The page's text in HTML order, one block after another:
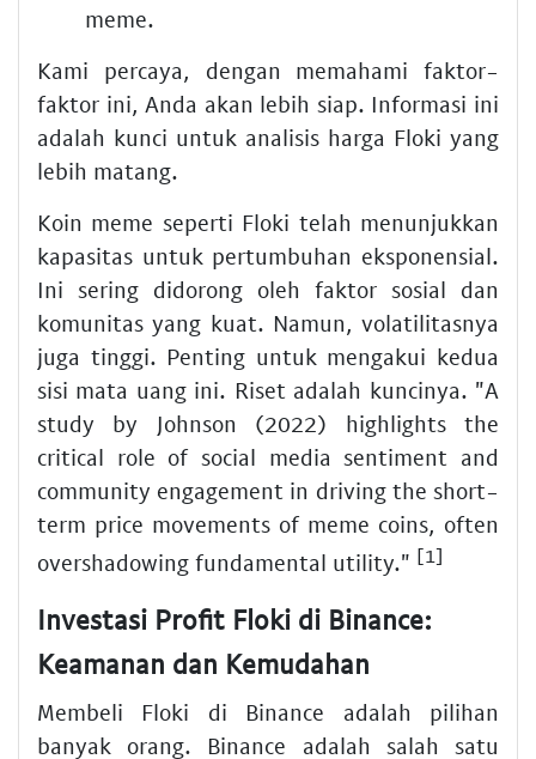
meme.
Kami percaya, dengan memahami faktor-
faktor ini, Anda akan lebih siap. Informasi ini
adalah kunci untuk analisis harga Floki yang
lebih matang.
Koin meme seperti Floki telah menunjukkan
kapasitas untuk pertumbuhan eksponensial.
Ini sering didorong oleh faktor sosial dan
komunitas yang kuat. Namun, volatilitasnya
juga tinggi. Penting untuk mengakui kedua
sisi mata uang ini. Riset adalah kuncinya. "A
study by Johnson (2022) highlights the
critical role of social media sentiment and
community engagement in driving the short-
term price movements of meme coins, often
overshadowing fundamental utility." [1]
Investasi Profit Floki di Binance:
Keamanan dan Kemudahan
Membeli Floki di Binance adalah pilihan
banyak orang. Binance adalah salah satu